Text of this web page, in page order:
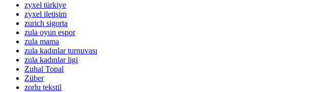
zyxel türkiye
zyxel iletişim
zurich sigorta
zula oyun espor
zula mama
zula kadınlar turnuvası
zula kadınlar ligi
Zuhal Topal
Züber
zorlu tekstil